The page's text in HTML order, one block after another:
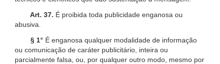
Art. 37. É proibida toda publicidade enganosa ou
abusiva.
§ 1° É enganosa qualquer modalidade de informação
ou comunicação de caráter publicitário, inteira ou
parcialmente falsa, ou, por qualquer outro modo, mesmo por